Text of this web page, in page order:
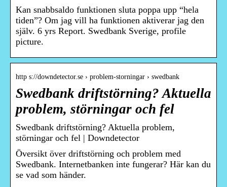
Kan snabbsaldo funktionen sluta poppa upp “hela
tiden”? Om jag vill ha funktionen aktiverar jag den
själv. 6 yrs Report. Swedbank Sverige, profile
picture.
http s://downdetector.se › problem-storningar › swedbank
Swedbank driftstörning? Aktuella
problem, störningar och fel
Swedbank driftstörning? Aktuella problem,
störningar och fel | Downdetector
Översikt över driftstörning och problem med
Swedbank. Internetbanken inte fungerar? Här kan du
se vad som händer.